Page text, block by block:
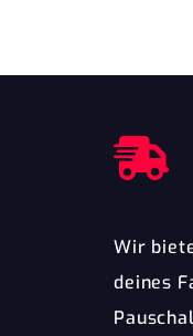
Wir
deines